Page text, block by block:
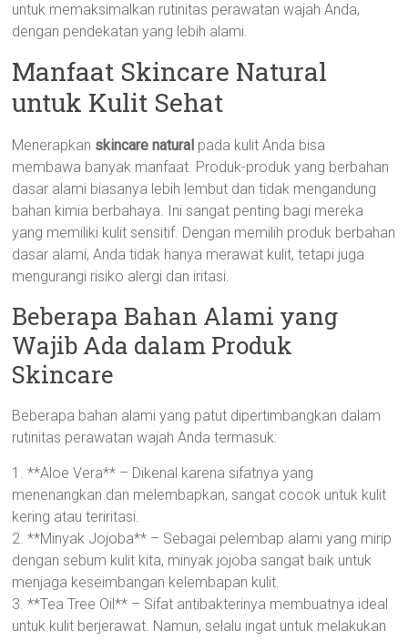
untuk memaksimalkan rutinitas perawatan wajah Anda,
dengan pendekatan yang lebih alami.
Manfaat Skincare Natural
untuk Kulit Sehat
Menerapkan skincare natural pada kulit Anda bisa
membawa banyak manfaat. Produk-produk yang berbahan
dasar alami biasanya lebih lembut dan tidak mengandung
bahan kimia berbahaya. Ini sangat penting bagi mereka
yang memiliki kulit sensitif. Dengan memilih produk berbahan
dasar alami, Anda tidak hanya merawat kulit, tetapi juga
mengurangi risiko alergi dan iritasi.
Beberapa Bahan Alami yang
Wajib Ada dalam Produk
Skincare
Beberapa bahan alami yang patut dipertimbangkan dalam
rutinitas perawatan wajah Anda termasuk:
1. **Aloe Vera** – Dikenal karena sifatnya yang
menenangkan dan melembapkan, sangat cocok untuk kulit
kering atau teriritasi.
2. **Minyak Jojoba** – Sebagai pelembap alami yang mirip
dengan sebum kulit kita, minyak jojoba sangat baik untuk
menjaga keseimbangan kelembapan kulit.
3. **Tea Tree Oil** – Sifat antibakterinya membuatnya ideal
untuk kulit berjerawat. Namun, selalu ingat untuk melakukan